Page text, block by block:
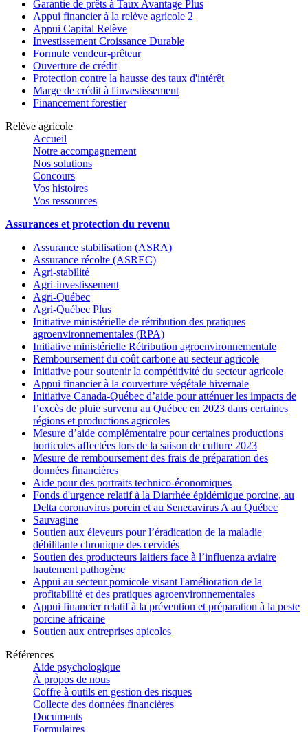
Garantie de prêts à Taux Avantage Plus
Appui financier à la relève agricole 2
Appui Capital Relève
Investissement Croissance Durable
Formule vendeur-prêteur
Ouverture de crédit
Protection contre la hausse des taux d'intérêt
Marge de crédit à l'investissement
Financement forestier
Relève agricole
Accueil
Notre accompagnement
Nos solutions
Concours
Vos histoires
Vos ressources
Assurances et protection du revenu
Assurance stabilisation (ASRA)
Assurance récolte (ASREC)
Agri-stabilité
Agri-investissement
Agri-Québec
Agri-Québec Plus
Initiative ministérielle de rétribution des pratiques
agroenvironnementales (RPA)
Initiative ministérielle Rétribution agroenvironnementale
Remboursement du coût carbone au secteur agricole
Initiative pour soutenir la compétitivité du secteur agricole
Appui financier à la couverture végétale hivernale
Initiative Canada-Québec d’aide pour atténuer les impacts de
l’excès de pluie survenu au Québec en 2023 dans certaines
régions et productions agricoles
Mesure d’aide complémentaire pour certaines productions
horticoles affectées lors de la saison de culture 2023
Mesure de remboursement des frais de préparation des
données financières
Aide pour des portraits technico-économiques
Fonds d'urgence relatif à la Diarrhée épidémique porcine, au
Delta coronavirus porcin et au Senecavirus A au Québec
Sauvagine
Soutien aux éleveurs pour l’éradication de la maladie
débilitante chronique des cervidés
Soutien des producteurs laitiers face à l’influenza aviaire
hautement pathogène
Appui au secteur pomicole visant l'amélioration de la
profitabilité et des pratiques agroenvironnementales
Appui financier relatif à la prévention et préparation à la peste
porcine africaine
Soutien aux entreprises apicoles
Références
Aide psychologique
À propos de nous
Coffre à outils en gestion des risques
Collecte des données financières
Documents
Formulaires